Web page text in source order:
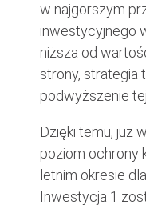
w najgorszym
inwestycyjnego
niższa od
strony, strategia
podwyższenie
Dzięki temu, już
poziom ochrony
letnim okresie
Inwestycja 1